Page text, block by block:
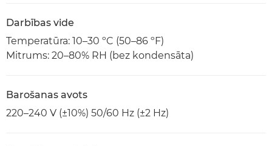
Darbības vide
Temperatūra: 10–30 ºC (50–86 ºF)
Mitrums: 20–80% RH (bez kondensāta)
Barošanas avots
220–240 V (±10%) 50/60 Hz (±2 Hz)